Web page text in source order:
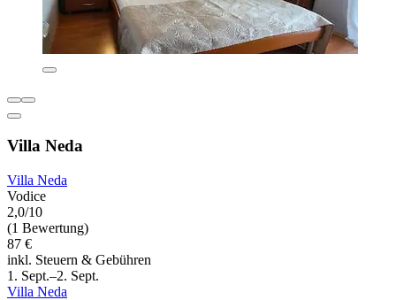
Villa Neda
Villa Neda
Vodice
2,0/10
(1 Bewertung)
87 €
inkl. Steuern & Gebühren
1. Sept.–2. Sept.
Villa Neda